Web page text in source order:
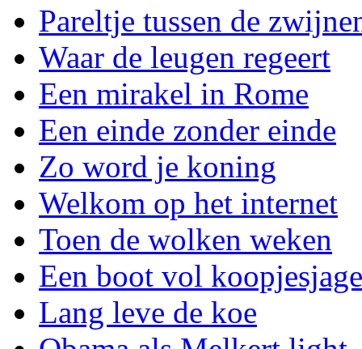
Pareltje tussen de
Waar de leugen regeert
Een mirakel in Rome
Een einde zonder einde
Zo word je koning
Welkom op het internet
Toen de wolken weken
Een boot vol
Lang leve de koe